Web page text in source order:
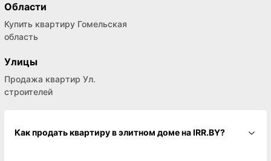
Области
Купить квартиру Гомельская
область
Улицы
Продажа квартир Ул.
строителей
Как продать квартиру в элитном доме на IRR.BY?